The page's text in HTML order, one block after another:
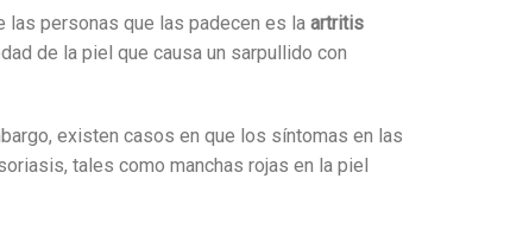
las personas que las padecen es la artritis
de la piel que causa un sarpullido con
existen casos en que los síntomas en las
tales como manchas rojas en la piel